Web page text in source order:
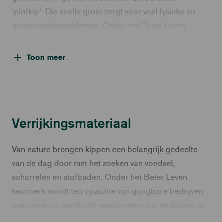
‘plofkip’. Die snelle groei zorgt voor veel fysieke en
toegestaan.
Toon meer
Verrijkingsmateriaal
Van nature brengen kippen een belangrijk gedeelte
van de dag door met het zoeken van voedsel,
scharrelen en stofbaden. Onder het Beter Leven
keurmerk wordt ten opzichte van gangbare bedrijven